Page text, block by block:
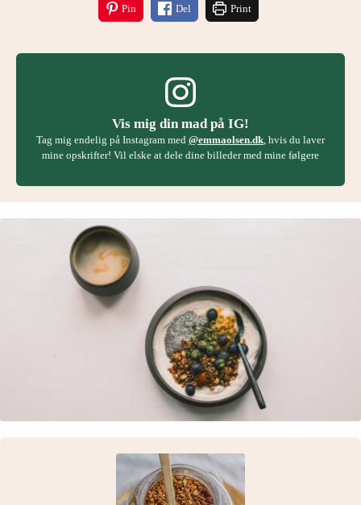
Pin Del Print
Vis mig din mad på IG!
Tag mig endelig på Instagram med @emmaolsen.dk, hvis du laver
mine opskrifter! Vil elske at dele dine billeder med mine følgere